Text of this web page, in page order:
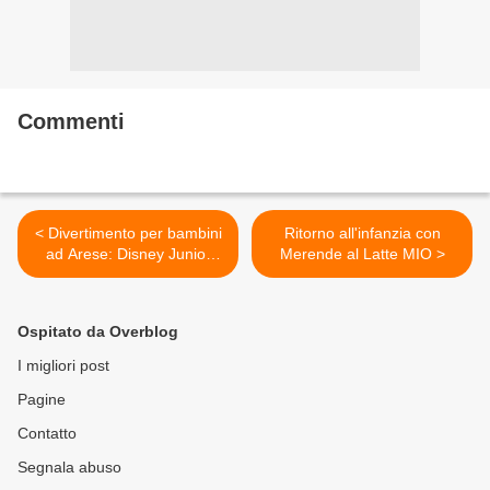
Commenti
< Divertimento per bambini
ad Arese: Disney Junior
tour
Ritorno all'infanzia con
Merende al Latte MIO >
Ospitato da Overblog
I migliori post
Pagine
Contatto
Segnala abuso